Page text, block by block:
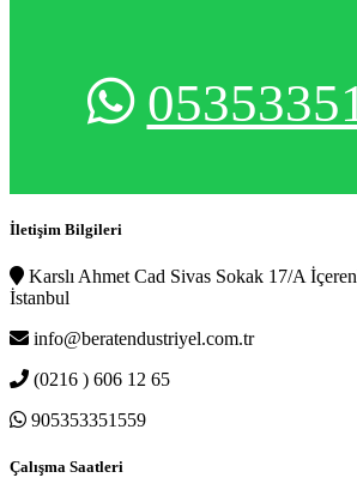
İletişim Bilgileri
Karslı Ahmet Cad Sivas Sokak 17/A
İstanbul
info@beratendustriyel.com.tr
(0216 ) 606 12 65
905353351559
Çalışma Saatleri